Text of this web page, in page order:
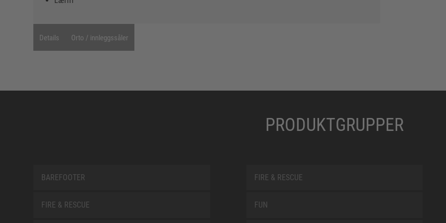
Details Orto / innleggssåler
PRODUKTGRUPPER
BAREFOOTER
FIRE & RESCUE
FIRE & RESCUE
FUN